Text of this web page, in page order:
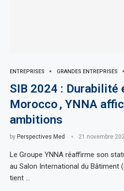
ENTREPRISES GRANDES ENTREPRISES
SIB 2024 : Durabilité
Morocco , YNNA
ambitions
by Perspectives Med 21 novembre
Le Groupe YNNA réaffirme son
au Salon International du Bâtiment
tient …